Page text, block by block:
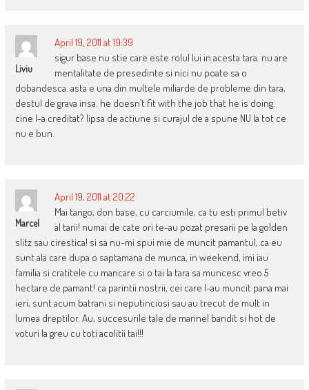
Liviu
April 19, 2011 at 19:39
sigur base nu stie care este rolul lui in acesta tara. nu are
mentalitate de presedinte si nici nu poate sa o
dobandesca. asta e una din multele miliarde de probleme din tara,
destul de grava insa. he doesn’t fit with the job that he is doing.
cine l-a creditat? lipsa de actiune si curajul de a spune NU la tot ce
nu e bun.
Marcel
April 19, 2011 at 20:22
Mai tango, don base, cu carciumile, ca tu esti primul betiv
al tarii! numai de cate ori te-au pozat presarii pe la golden
slitz sau cirestica! si sa nu-mi spui mie de muncit pamantul, ca eu
sunt ala care dupa o saptamana de munca, in weekend, imi iau
familia si cratitele cu mancare si o tai la tara sa muncesc vreo 5
hectare de pamant! ca parintii nostrii, cei care l-au muncit pana mai
ieri, sunt acum batrani si neputinciosi sau au trecut de mult in
lumea dreptilor. Au, succesurile tale de marinel bandit si hot de
voturi la greu cu toti acolitii tai!!!